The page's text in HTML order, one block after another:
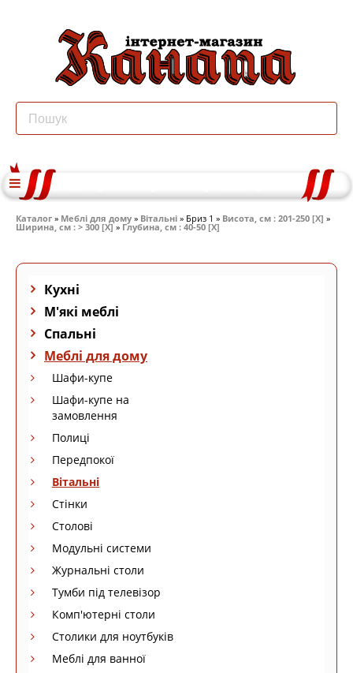
Каталог » Меблі для дому » Вітальні » Бриз 1 » Висота, см : 201-250 [X] »
Ширина, см : > 300 [X]» Глубина, см : 40-50 [X]
Кухні
М'які меблі
Спальні
Меблі для дому
Шафи-купе
Шафи-купе на
замовлення
Полиці
Передпокої
Вітальні
Стінки
Столові
Модульні системи
Журнальні столи
Тумби під телевізор
Комп'ютерні столи
Столики для ноутбуків
Меблі для ванної